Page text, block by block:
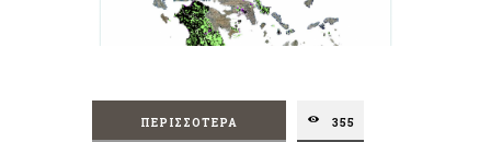
ΠΕΡΙΣΣΌΤΕΡΑ 355